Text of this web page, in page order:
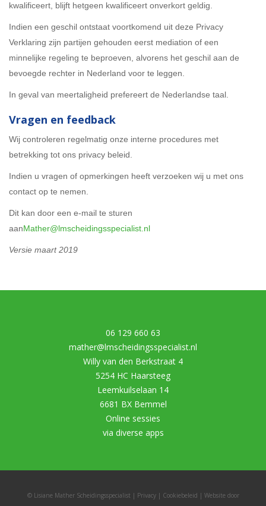
kwalificeert, blijft hetgeen kwalificeert onverkort geldig.
Indien een geschil ontstaat voortkomend uit deze Privacy
Verklaring zijn partijen gehouden eerst mediation of een
minnelijke regeling te beproeven, alvorens het geschil aan de
bevoegde rechter in Nederland voor te leggen.
In geval van meertaligheid prefereert de Nederlandse taal.
Vragen en feedback
Wij controleren regelmatig onze interne procedures met
betrekking tot ons privacy beleid.
Indien u vragen of opmerkingen heeft verzoeken wij u met ons
contact op te nemen.
Dit kan door een e-mail te sturen
aanMather@lmscheidingsspecialist.nl
Versie maart 2019
06 129 660 63
mather@lmscheidingsspecialist.nl
Willy van den Berkstraat 4
5254 HC Haarsteeg
Leemkuilselaan 14
6681 BX Bemmel
Online sessies
via diverse apps
© Lisiane Mather Scheidingsspecialist | Privacy| Cookiebeleid | Website door